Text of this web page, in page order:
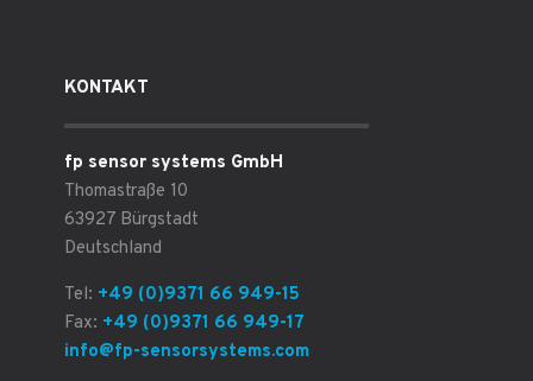
KONTAKT
fp sensor systems GmbH
Thomastraße 10
63927 Bürgstadt
Deutschland
Tel: +49 (0)9371 66 949-15
Fax: +49 (0)9371 66 949-17
info@fp-sensorsystems.com